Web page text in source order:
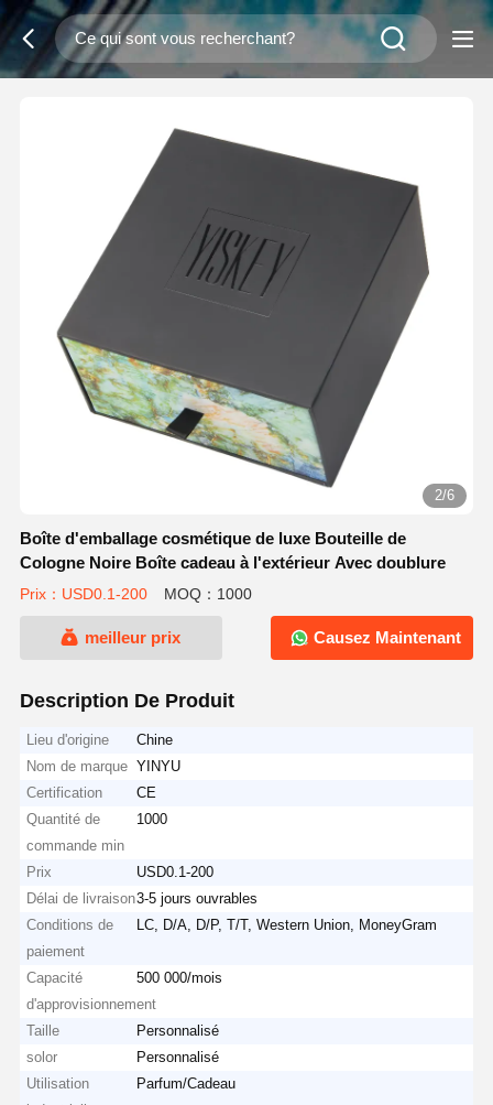
2/6
Boîte d'emballage cosmétique de luxe Bouteille de
Cologne Noire Boîte cadeau à l'extérieur Avec doublure
Prix：USD0.1-200 MOQ：1000
meilleur prix Causez Maintenant
Description De Produit
Lieu d'origine
Chine
Nom de marque YINYU
Certification
CE
Quantité de
commande min
1000
Prix
USD0.1-200
Délai de livraison3-5 jours ouvrables
Conditions de
paiement
LC, D/A, D/P, T/T, Western Union, MoneyGram
Capacité
d'approvisionnement
500 000/mois
Taille
Personnalisé
solor
Personnalisé
Utilisation
Parfum/Cadeau